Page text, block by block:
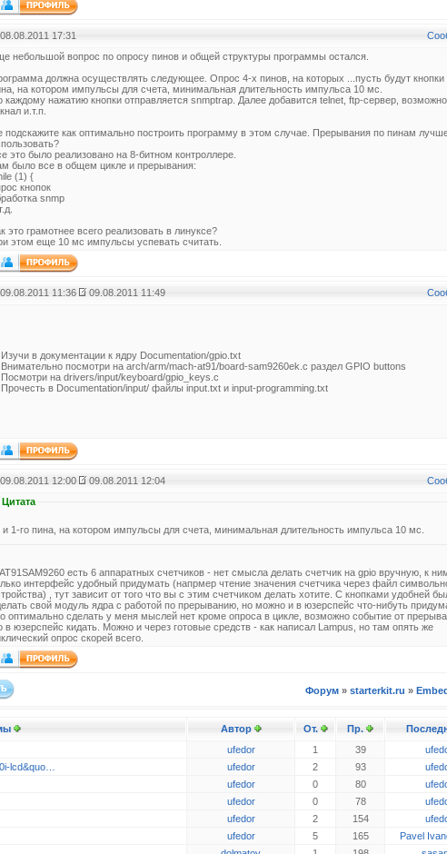
08.08.2011 17:31
небольшой вопрос по опросу пинов и общей структуры программы остался.
должна осуществлять следующее. Опрос 4-х пинов, на которых ...пусть будут кнопки
на котором импульсы для счета, минимальная длительность импульса 10 мс.
каждому нажатию кнопки отправляется snmptrap. Далее добавится telnet, ftp-сервер,
и.т.п.
подскажите как оптимально построить программу в этом случае. Прерывания по пинам
это было реализовано на 8-битном контроллере.
было все в общем цикле и прерывания:
(1) {
кнопок
snmp
это грамотнее всего реализовать в линуксе?
этом еще 10 мс импульсы успевать считать.
09.08.2011 11:36 09.08.2011 11:49
Изучи в документации к ядру Documentation/gpio.txt
посмотри на arch/arm/mach-at91/board-sam9260ek.c раздел GPIO buttons
на drivers/input/keyboard/gpio_keys.c
в Documentation/input/ файлы input.txt и input-programming.txt
09.08.2011 12:00 09.08.2011 12:04
Цитата
и 1-го пина, на котором импульсы для счета, минимальная длительность импульса 10 мс.
есть 6 аппаратных счетчиков - нет смысла делать счетчик на gpio вручную, к
интерфейс удобный придумать (напрмер чтение значения счетчика через файл
, тут зависит от того что вы с этим счетчиком делать хотите. С кнопками удобней
свой модуль ядра с работой по прерыванию, но можно и в юзерспейс что-нибуть
оптимально сделать у меня мыслей нет кроме опроса в цикле, возможно событие от
в юзерспейс кидать. Можно и через готовые средств - как написал Lampus, но там опять же
опрос скорей всего.
Форум » starterkit.ru »
Автор От. Пр.
ufedor 1 39
lcd&quo…
ufedor 2 93
ufedor 0 80
ufedor 0 78
ufedor 2 154
ufedor 5 165
Pavel